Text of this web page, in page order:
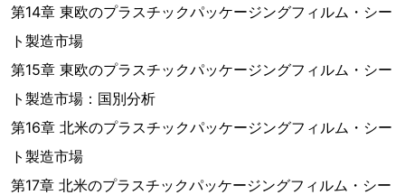
第14章 東欧のプラスチックパッケージングフィルム・シー
ト製造市場
第15章 東欧のプラスチックパッケージングフィルム・シー
ト製造市場：国別分析
第16章 北米のプラスチックパッケージングフィルム・シー
ト製造市場
第17章 北米のプラスチックパッケージングフィルム・シー